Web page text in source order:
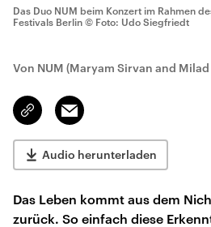
Das Duo NUM beim Konzert im Rahmen
Festivals Berlin © Foto: Udo Siegfriedt
Von NUM (Maryam Sirvan and
Link
kopieren/teilen
Email
Audio herunterladen
Das Leben kommt aus dem
zurück. So einfach diese